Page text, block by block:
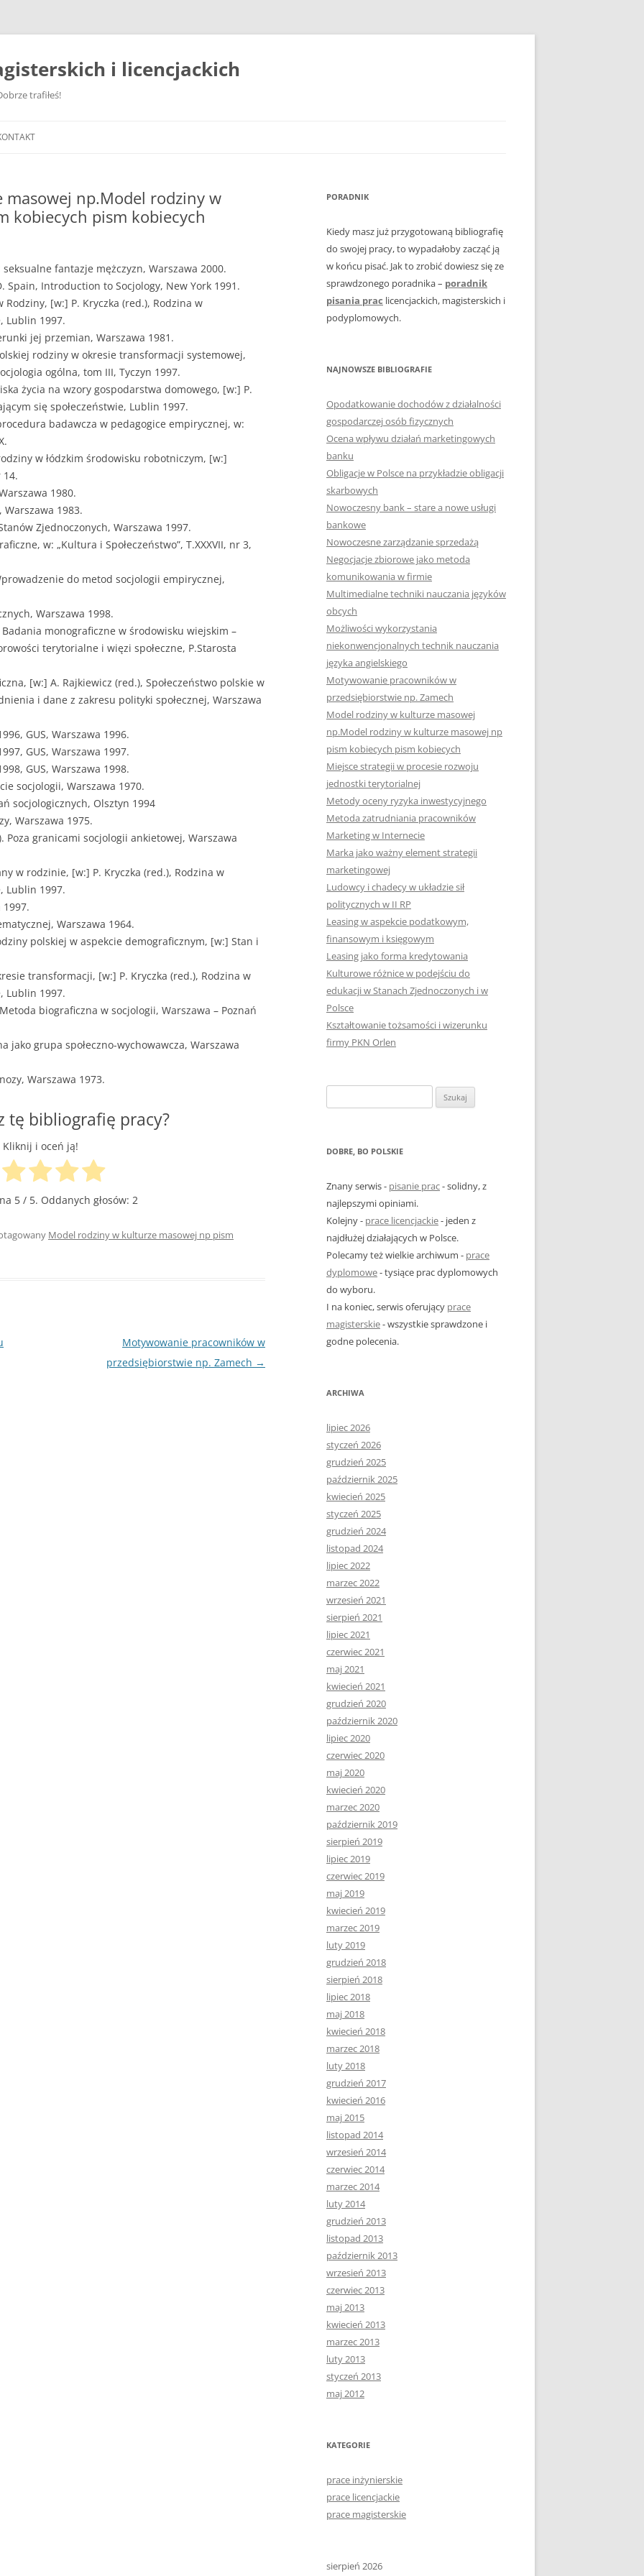
i licencjackich
trafiłeś!
np.Model rodziny w
kobiecych pism kobiecych
fantazje mężczyzn, Warszawa 2000.
Spain, Introduction to Socjology, New York 1991.
Rodziny, [w:] P. Kryczka (red.), Rodzina w
Lublin 1997.
jej przemian, Warszawa 1981.
rodziny w okresie transformacji systemowej,
ogólna, tom III, Tyczyn 1997.
życia na wzory gospodarstwa domowego, [w:] P.
się społeczeństwie, Lublin 1997.
badawcza w pedagogice empirycznej, w:
w łódzkim środowisku robotniczym, [w:]
14.
1980.
Warszawa 1983.
Zjednoczonych, Warszawa 1997.
w: „Kultura i Społeczeństwo”, T.XXXVII, nr 3,
do metod socjologii empirycznej,
Warszawa 1998.
Badania monograficzne w środowisku wiejskim –
terytorialne i więzi społeczne, P.Starosta
[w:] A. Rajkiewicz (red.), Społeczeństwo polskie w
i dane z zakresu polityki społecznej, Warszawa
GUS, Warszawa 1996.
GUS, Warszawa 1997.
GUS, Warszawa 1998.
socjologii, Warszawa 1970.
socjologicznych, Olsztyn 1994
Warszawa 1975.
Poza granicami socjologii ankietowej, Warszawa
w rodzinie, [w:] P. Kryczka (red.), Rodzina w
Lublin 1997.
Warszawa 1964.
polskiej w aspekcie demograficznym, [w:] Stan i
transformacji, [w:] P. Kryczka (red.), Rodzina w
Lublin 1997.
biograficzna w socjologii, Warszawa – Poznań
jako grupa społeczno-wychowawcza, Warszawa
Warszawa 1973.
tę bibliografię pracy?
Kliknij i oceń ją!
5 / 5. Oddanych głosów: 2
Model rodziny w kulturze masowej np pism
Motywowanie pracowników w
przedsiębiorstwie np. Zamech →
PORADNIK
Kiedy masz już przygotowaną bibliografię
do swojej pracy, to wypadałoby zacząć ją
w końcu pisać. Jak to zrobić dowiesz się ze
sprawdzonego poradnika – poradnik
pisania prac licencjackich, magisterskich i
podyplomowych.
NAJNOWSZE BIBLIOGRAFIE
Opodatkowanie dochodów z działalności
gospodarczej osób fizycznych
Ocena wpływu działań marketingowych
banku
Obligacje w Polsce na przykładzie obligacji
skarbowych
Nowoczesny bank – stare a nowe usługi
bankowe
Nowoczesne zarządzanie sprzedażą
Negocjacje zbiorowe jako metoda
komunikowania w firmie
Multimedialne techniki nauczania języków
obcych
Możliwości wykorzystania
niekonwencjonalnych technik nauczania
języka angielskiego
Motywowanie pracowników w
przedsiębiorstwie np. Zamech
Model rodziny w kulturze masowej
np.Model rodziny w kulturze masowej np
pism kobiecych pism kobiecych
Miejsce strategii w procesie rozwoju
jednostki terytorialnej
Metody oceny ryzyka inwestycyjnego
Metoda zatrudniania pracowników
Marketing w Internecie
Marka jako ważny element strategii
marketingowej
Ludowcy i chadecy w układzie sił
politycznych w II RP
Leasing w aspekcie podatkowym,
finansowym i księgowym
Leasing jako forma kredytowania
Kulturowe różnice w podejściu do
edukacji w Stanach Zjednoczonych i w
Polsce
Kształtowanie tożsamości i wizerunku
firmy PKN Orlen
DOBRE, BO POLSKIE
Znany serwis - pisanie prac- solidny, z
najlepszymi opiniami.
Kolejny - prace licencjackie- jeden z
najdłużej działających w Polsce.
Polecamy też wielkie archiwum - prace
dyplomowe- tysiące prac dyplomowych
do wyboru.
I na koniec, serwis oferujący prace
magisterskie- wszystkie sprawdzone i
godne polecenia.
ARCHIWA
lipiec 2026
styczeń 2026
grudzień 2025
październik 2025
kwiecień 2025
styczeń 2025
grudzień 2024
listopad 2024
lipiec 2022
marzec 2022
wrzesień 2021
sierpień 2021
lipiec 2021
czerwiec 2021
maj 2021
kwiecień 2021
grudzień 2020
październik 2020
lipiec 2020
czerwiec 2020
maj 2020
kwiecień 2020
marzec 2020
październik 2019
sierpień 2019
lipiec 2019
czerwiec 2019
maj 2019
kwiecień 2019
marzec 2019
luty 2019
grudzień 2018
sierpień 2018
lipiec 2018
maj 2018
kwiecień 2018
marzec 2018
luty 2018
grudzień 2017
kwiecień 2016
maj 2015
listopad 2014
wrzesień 2014
czerwiec 2014
marzec 2014
luty 2014
grudzień 2013
listopad 2013
październik 2013
wrzesień 2013
czerwiec 2013
maj 2013
kwiecień 2013
marzec 2013
luty 2013
styczeń 2013
maj 2012
KATEGORIE
prace inżynierskie
prace licencjackie
prace magisterskie
sierpień 2026